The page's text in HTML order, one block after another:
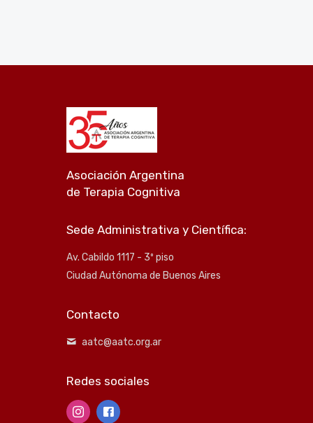
Asociación Argentina
de Terapia Cognitiva
Sede Administrativa y Científica:
Av. Cabildo 1117 - 3º piso
Ciudad Autónoma de Buenos Aires
Contacto
aatc@aatc.org.ar
Redes sociales